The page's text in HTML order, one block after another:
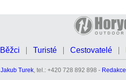
Běžci Turisté Cestovatelé
Jakub Turek, tel.: +420 728 892 898 - Redakce